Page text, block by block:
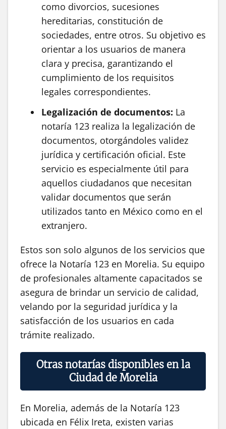
como divorcios, sucesiones
hereditarias, constitución de
sociedades, entre otros. Su objetivo es
orientar a los usuarios de manera
clara y precisa, garantizando el
cumplimiento de los requisitos
legales correspondientes.
Legalización de documentos: La
notaría 123 realiza la legalización de
documentos, otorgándoles validez
jurídica y certificación oficial. Este
servicio es especialmente útil para
aquellos ciudadanos que necesitan
validar documentos que serán
utilizados tanto en México como en el
extranjero.
Estos son solo algunos de los servicios que
ofrece la Notaría 123 en Morelia. Su equipo
de profesionales altamente capacitados se
asegura de brindar un servicio de calidad,
velando por la seguridad jurídica y la
satisfacción de los usuarios en cada
trámite realizado.
Otras notarías disponibles en la
Ciudad de Morelia
En Morelia, además de la Notaría 123
ubicada en Félix Ireta, existen varias